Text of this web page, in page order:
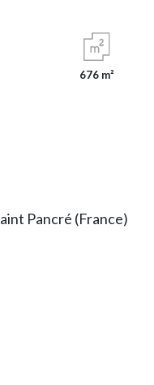
676 m²
Pancré (France)